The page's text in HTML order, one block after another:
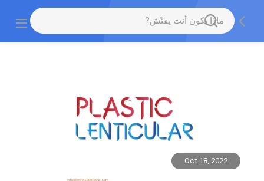
Oct 18, 2022